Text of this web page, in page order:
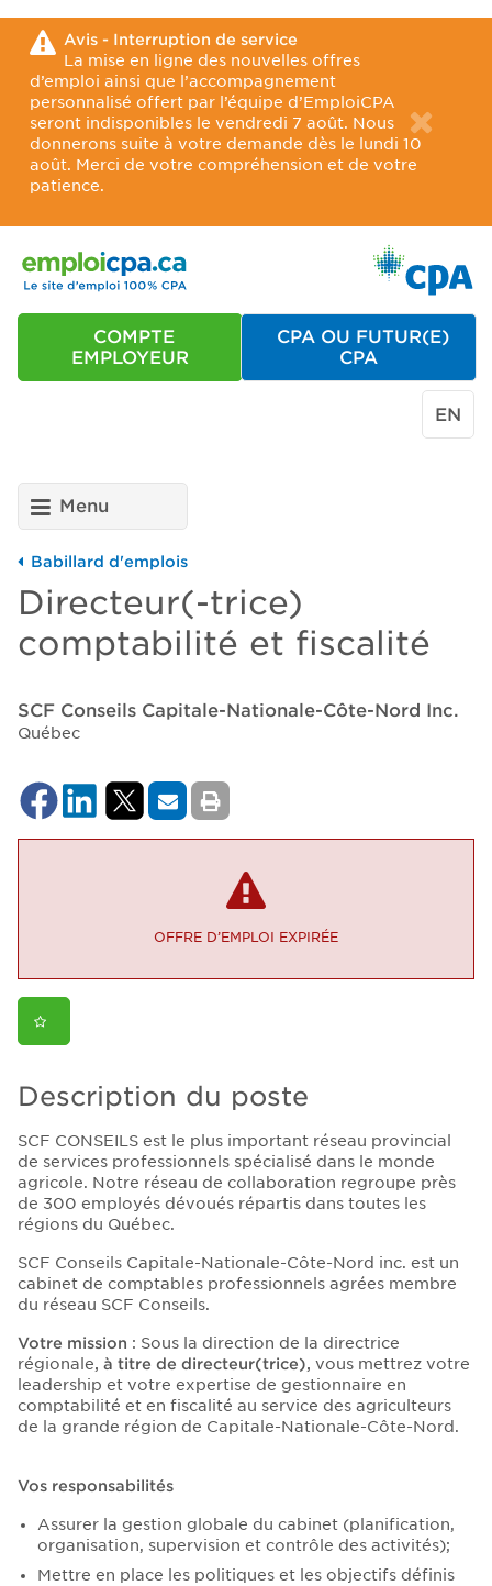
Avis - Interruption de service
La mise en ligne des nouvelles offres
d’emploi ainsi que l’accompagnement
personnalisé offert par l’équipe d’EmploiCPA
seront indisponibles le vendredi 7 août. Nous
donnerons suite à votre demande dès le lundi 10
août. Merci de votre compréhension et de votre
patience.
COMPTE
EMPLOYEUR
CPA OU FUTUR(E)
CPA
EN
Menu
Babillard d'emplois
Directeur(-trice)
comptabilité et fiscalité
SCF Conseils Capitale-Nationale-Côte-Nord Inc.
Québec
OFFRE D’EMPLOI EXPIRÉE
Description du poste
SCF CONSEILS est le plus important réseau provincial
de services professionnels spécialisé dans le monde
agricole. Notre réseau de collaboration regroupe près
de 300 employés dévoués répartis dans toutes les
régions du Québec.
SCF Conseils Capitale-Nationale-Côte-Nord inc. est un
cabinet de comptables professionnels agrées membre
du réseau SCF Conseils.
Votre mission : Sous la direction de la directrice
régionale, à titre de directeur(trice), vous mettrez votre
leadership et votre expertise de gestionnaire en
comptabilité et en fiscalité au service des agriculteurs
de la grande région de Capitale-Nationale-Côte-Nord.
Vos responsabilités
Assurer la gestion globale du cabinet (planification,
organisation, supervision et contrôle des activités);
Mettre en place les politiques et les objectifs définis